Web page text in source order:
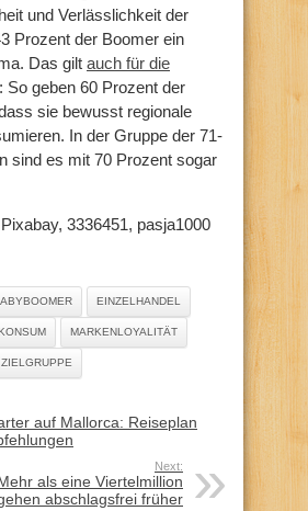
und Verlässlichkeit der
Prozent der Boomer ein
Das gilt auch für die
: So geben 60 Prozent der
sie bewusst regionale
In der Gruppe der 71-
sind es mit 70 Prozent sogar
3336451, pasja1000
EINZELHANDEL
MARKENLOYALITÄT
ZIELGRUPPE
auf Mallorca: Reiseplan
Next:
als eine Viertelmillion
abschlagsfrei früher